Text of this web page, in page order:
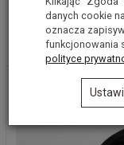
danych cookie
oznacza
funkcjonowania
polityce